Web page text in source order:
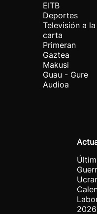
EITB
Deportes
Televisión a la
carta
Primeran
Gaztea
Makusi
Guau - Gure
Audioa
2026